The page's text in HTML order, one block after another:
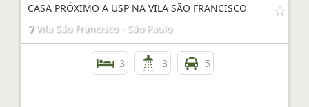
CASA PRÓXIMO A USP NA VILA SÃO FRANCISCO
Vila São Francisco - São Paulo
3 3 5